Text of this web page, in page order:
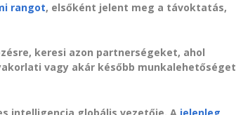
rangot, elsőként jelent meg a távoktatás,
keresi azon partnerségeket, ahol
vagy akár később munkalehetőséget